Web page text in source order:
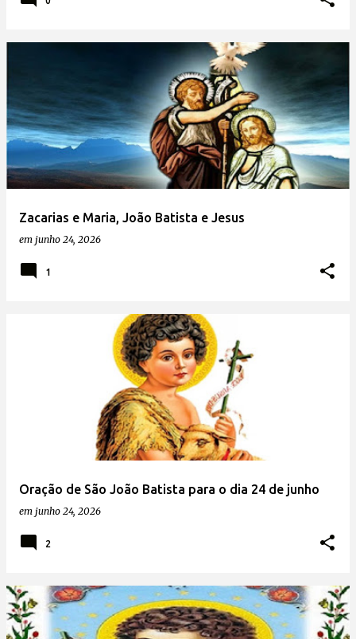
Zacarias e Maria, João Batista e Jesus
em junho 24, 2026
1
Oração de São João Batista para o dia 24 de junho
em junho 24, 2026
2